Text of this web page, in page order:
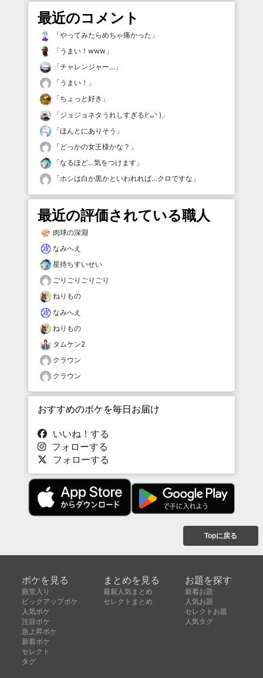
最近のコメント
「やってみたらめちゃ痛かった 」
「 うまい！www 」
「チャレンジャー… 」
「 うまい！ 」
「ちょっと好き 」
「ジョジョネタうれしすぎる(◜ᴗ◝ ) 」
「ほんとにありそう 」
「 どっかの女王様かな？ 」
「なるほど…気をつけます 」
「ホシは白か黒かといわれれば…クロですな 」
最近の評価されている職人
肉球の深淵
なみへえ
星待ちすいせい
ごりごりごりごり
ねりもの
なみへえ
ねりもの
タムケン2
クラウン
クラウン
おすすめのボケを毎日お届け
いいね！する
フォローする
フォローする
Topに戻る
ボケを見る
殿堂入り
ピックアップボケ
人気ボケ
注目ボケ
急上昇ボケ
新着ボケ
セレクト
タグ
まとめを見る
最新人気まとめ
セレクトまとめ
お題を探す
新着お題
人気お題
セレクトお題
人気タグ